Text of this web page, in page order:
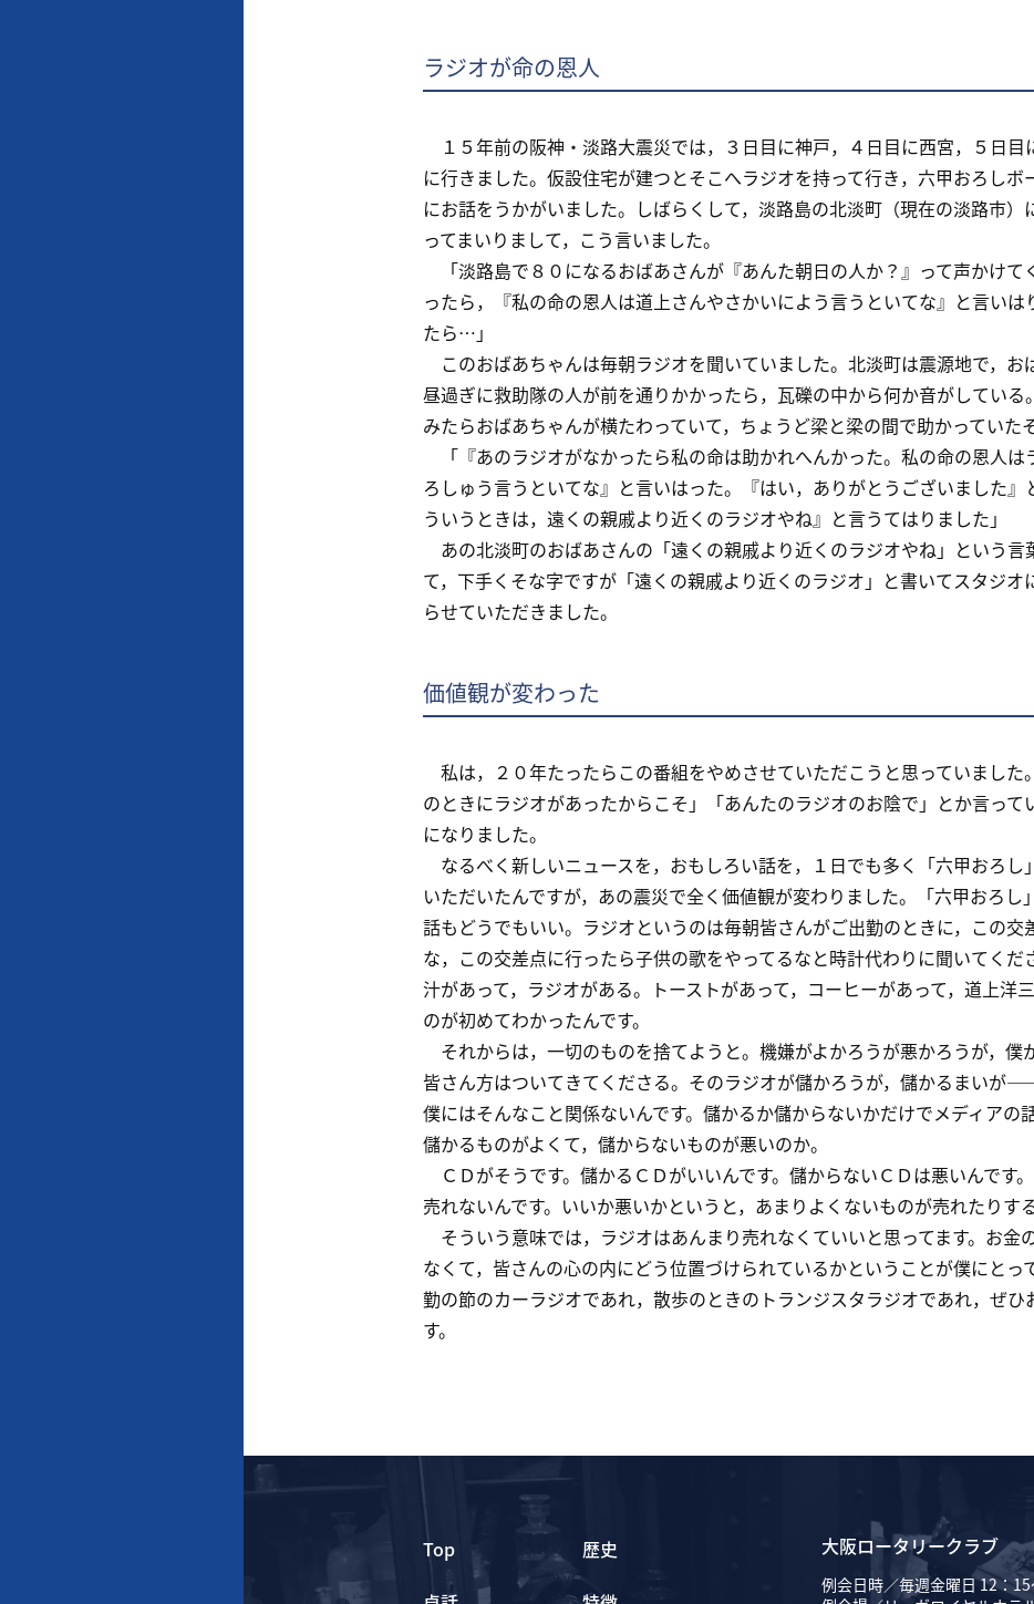
ラジオが命の恩人
１５年前の阪神・淡路大震災では，３日目に神戸，４日目に西宮，５日
に行きました。仮設住宅が建つとそこへラジオを持って行き，六甲おろし
にお話をうかがいました。しばらくして，淡路島の北淡町（現在の淡路市
ってまいりまして，こう言いました。
「淡路島で８０になるおばあさんが『あんた朝日の人か？』って声かけ
ったら，『私の命の恩人は道上さんやさかいによう言うといてな』と言い
たら…」
このおばあちゃんは毎朝ラジオを聞いていました。北淡町は震源地で，お
昼過ぎに救助隊の人が前を通りかかったら，瓦礫の中から何か音がしてい
みたらおばあちゃんが横たわっていて，ちょうど梁と梁の間で助かっていたそ
「『あのラジオがなかったら私の命は助かれへんかった。私の命の恩人は
ろしゅう言うといてな』と言いはった。『はい，ありがとうございました
ういうときは，遠くの親戚より近くのラジオやね』と言うてはりました」
あの北淡町のおばあさんの「遠くの親戚より近くのラジオやね」という言
て，下手くそな字ですが「遠くの親戚より近くのラジオ」と書いてスタジ
らせていただきました。
価値観が変わった
私は，２０年たったらこの番組をやめさせていただこうと思っていました
のときにラジオがあったからこそ」「あんたのラジオのお陰で」とか言っ
になりました。
なるべく新しいニュースを，おもしろい話を，１日でも多く「六甲おろし
いただいたんですが，あの震災で全く価値観が変わりました。「六甲おろし
話もどうでもいい。ラジオというのは毎朝皆さんがご出勤のときに，この
な，この交差点に行ったら子供の歌をやってるなと時計代わりに聞いてくだ
汁があって，ラジオがある。トーストがあって，コーヒーがあって，道上洋
のが初めてわかったんです。
それからは，一切のものを捨てようと。機嫌がよかろうが悪かろうが，僕
皆さん方はついてきてくださる。そのラジオが儲かろうが，儲かるまいが
僕にはそんなこと関係ないんです。儲かるか儲からないかだけでメディアの
儲かるものがよくて，儲からないものが悪いのか。
ＣＤがそうです。儲かるＣＤがいいんです。儲からないＣＤは悪いんで
売れないんです。いいか悪いかというと，あまりよくないものが売れたりする
そういう意味では，ラジオはあんまり売れなくていいと思ってます。お金
なくて，皆さんの心の内にどう位置づけられているかということが僕にとっ
勤の節のカーラジオであれ，散歩のときのトランジスタラジオであれ，ぜ
す。
Top
歴史
大阪ロータリークラブ
例会日時／毎週金曜日 12：